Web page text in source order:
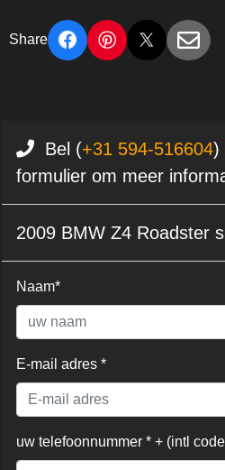
Share
Bel (+31 594-516604)
formulier om meer
2009 BMW Z4 Roadster
Naam*
E-mail adres *
uw telefoonnummer * + (intl